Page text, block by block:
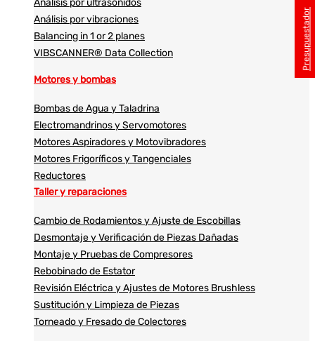
Análisis por ultrasonidos​​
Análisis por vibraciones
Balancing in 1 or 2 planes
VIBSCANNER® Data Collection
Motores y bombas
Bombas de Agua y Taladrina
Electromandrinos y Servomotores
Motores Aspiradores y Motovibradores
Motores Frigoríficos y Tangenciales
Reductores
Taller y reparaciones
Cambio de Rodamientos y Ajuste de Escobillas
Desmontaje y Verificación de Piezas Dañadas
Montaje y Pruebas de Compresores
Rebobinado de Estator
Revisión Eléctrica y Ajustes de Motores Brushless
Sustitución y Limpieza de Piezas
Torneado y Fresado de Colectores
Presupuestador